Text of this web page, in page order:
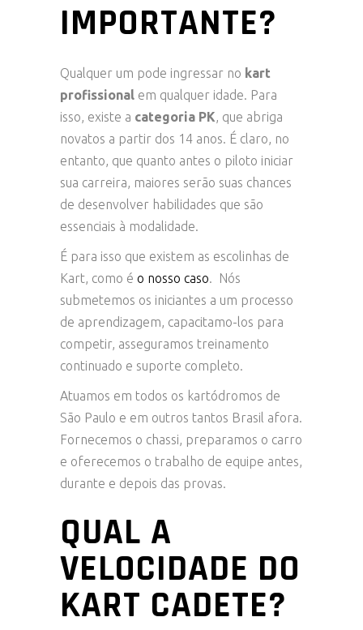
IMPORTANTE?
Qualquer um pode ingressar no kart
profissional em qualquer idade. Para
isso, existe a categoria PK, que abriga
novatos a partir dos 14 anos. É claro, no
entanto, que quanto antes o piloto iniciar
sua carreira, maiores serão suas chances
de desenvolver habilidades que são
essenciais à modalidade.
É para isso que existem as escolinhas de
Kart, como é o nosso caso. Nós
submetemos os iniciantes a um processo
de aprendizagem, capacitamo-los para
competir, asseguramos treinamento
continuado e suporte completo.
Atuamos em todos os kartódromos de
São Paulo e em outros tantos Brasil afora.
Fornecemos o chassi, preparamos o carro
e oferecemos o trabalho de equipe antes,
durante e depois das provas.
QUAL A
VELOCIDADE DO
KART CADETE?